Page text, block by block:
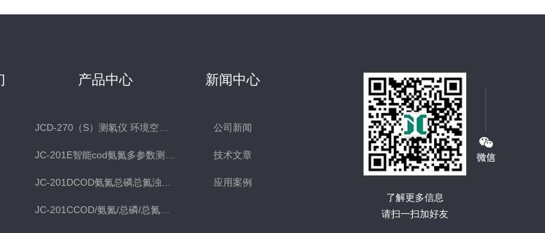
产品中心 新闻中心
公司新闻
技术文章
应用案例
了解更多信息
请扫一扫加好友